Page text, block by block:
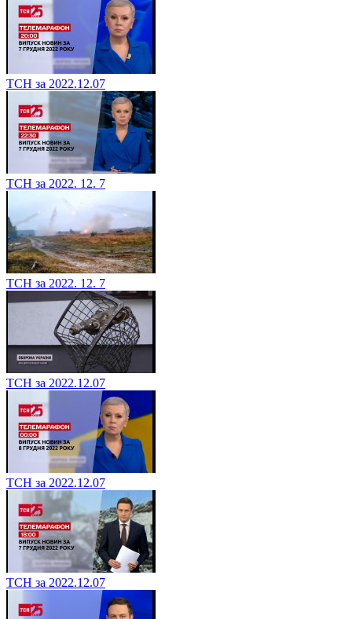
ТСН за 2022.12.07
ТСН за 2022. 12. 7
ТСН за 2022. 12. 7
ТСН за 2022.12.07
ТСН за 2022.12.07
ТСН за 2022.12.07